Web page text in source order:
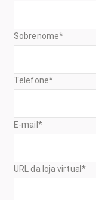
Sobrenome*
Telefone*
E-mail*
URL da loja virtual*